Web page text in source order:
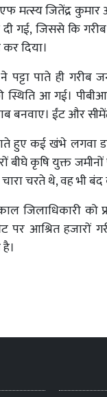
मत्स्य जितेंद्र
गई, जिससे कि
दिया।
पाते ही
आ गई।
बनवाए। ईंट और
हुए कई खंभे लगवा
कृषि युक्त
चरते थे, वह भी बंद
जिलाधिकारी
पर आश्रित हजारों